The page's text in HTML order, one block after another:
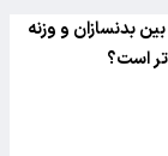
بدنسازان و وزنه
تر است؟